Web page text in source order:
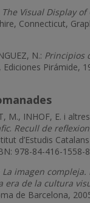
The Visual Display
Connecticut,
N.: Principios
Ediciones Pirámide,
M., INHOF, E. i
. Recull de
d’Estudis
978-84-416-1558-
La imagen
era de la cultura
de Barcelona,